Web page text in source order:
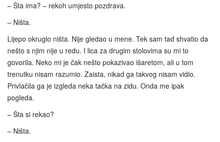
– Šta ima? – rekoh umjesto pozdrava.
– Ništa.
Lijepo okruglo ništa. Nije gledao u mene. Tek sam tad shvatio da
nešto s njim nije u redu. I lica za drugim stolovima su mi to
govorila. Neko mi je čak nešto pokazivao išaretom, ali u tom
trenutku nisam razumio. Zaista, nikad ga takvog nisam vidio.
Privlačila ga je izgleda neka tačka na zidu. Onda me ipak
pogleda.
– Šta si rekao?
– Ništa.